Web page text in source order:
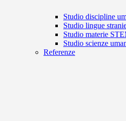
Studio discipline
Studio lingue
Studio materie
Studio scienze
Referenze